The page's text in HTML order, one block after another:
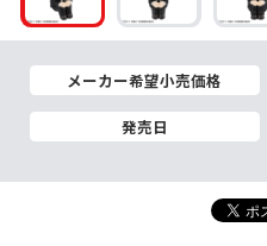
メーカー希望小売価格
発売日